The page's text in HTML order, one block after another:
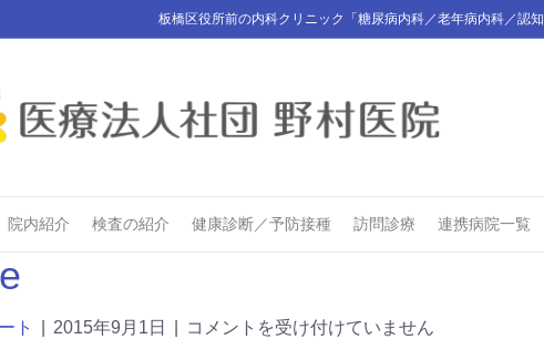
板橋区役所前の内科クリニック「糖尿病内科／老年病内科／認
院内紹介 検査の紹介 健康診断／予防接種 訪問診療 連携病院一覧
ト 2015年9月1日 コメントを受け付けていません